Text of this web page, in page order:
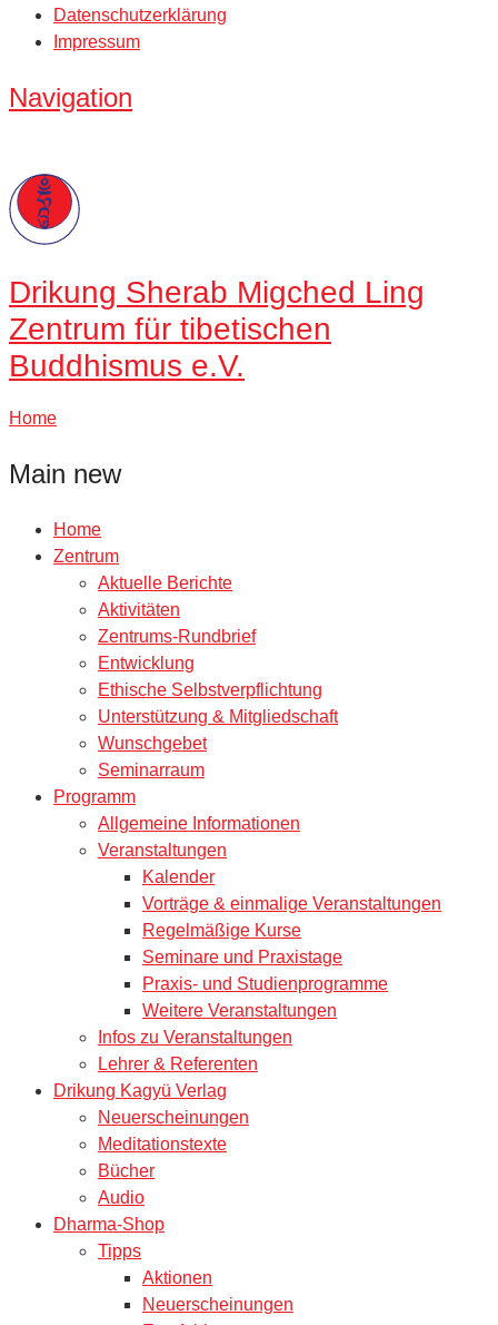
Datenschutzerklärung
Impressum
Navigation
Drikung Sherab Migched Ling
Zentrum für tibetischen
Buddhismus e.V.
Home
Main new
Home
Zentrum
Aktuelle Berichte
Aktivitäten
Zentrums-Rundbrief
Entwicklung
Ethische Selbstverpflichtung
Unterstützung & Mitgliedschaft
Wunschgebet
Seminarraum
Programm
Allgemeine Informationen
Veranstaltungen
Kalender
Vorträge & einmalige Veranstaltungen
Regelmäßige Kurse
Seminare und Praxistage
Praxis- und Studienprogramme
Weitere Veranstaltungen
Infos zu Veranstaltungen
Lehrer & Referenten
Drikung Kagyü Verlag
Neuerscheinungen
Meditationstexte
Bücher
Audio
Dharma-Shop
Tipps
Aktionen
Neuerscheinungen